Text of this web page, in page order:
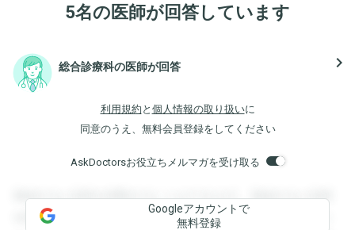
5名の医師が回答しています
総合診療科の医師が回答 navigate_next
利用規約 と 個人情報の取り扱いに
同意のうえ、無料会員登録をしてください
AskDoctorsお役立ちメルマガを受け取る
登録すると回答を閲覧することができます。登録すると回答
を閲覧することができます。登録すると回答を閲覧すること
Googleアカウントで
無料登録